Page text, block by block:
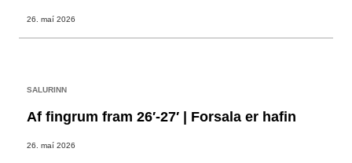
26. maí 2026
SALURINN
Af fingrum fram 26′-27′ | Forsala er hafin
26. maí 2026